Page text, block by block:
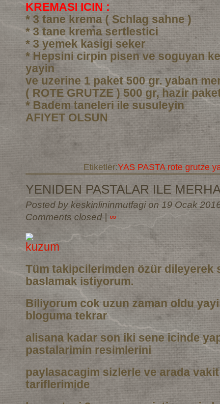
KREMASI ICIN :
* 3 tane krema ( Schlag sahne )
* 3 tane krema sertlestici
* 3 yemek kasigi seker
* Hepsini cirpin pisen ve soguyan
yayin
ve uzerine 1 paket 500 gr. yaban
( ROTE GRUTZE ) 500 gr, hazir
* Badem taneleri ile susuleyin
AFIYET OLSUN
Etiketler:YAS PASTA rote grutze
YENIDEN PASTALAR ILE
Posted by keskinlininmutfagi on 19 Ocak
Comments closed| ∞
Tüm takipcilerimden özür dileyerek
baslamak istiyorum.
Biliyorum cok uzun zaman oldu
bloguma tekrar
alisana kadar son iki sene icinde
pastalarimin resimlerini
paylasacagim sizlerle ve arada
tariflerimide